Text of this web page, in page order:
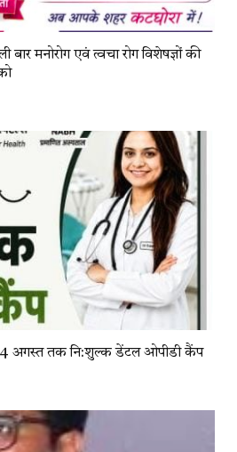
मनोरोग एवं त्वचा रोग विशेषज्ञों की
अगस्त तक नि:शुल्क डेंटल ओपीडी कैंप